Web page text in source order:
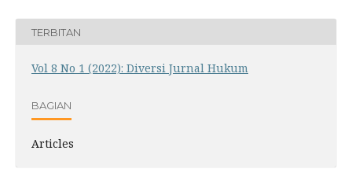
TERBITAN
Vol 8 No 1 (2022): Diversi Jurnal Hukum
BAGIAN
Articles